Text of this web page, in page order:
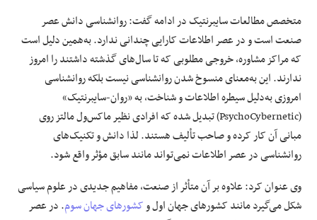
متخصص مطالعات سایبرنتیک در ادامه گفت: روانشناسی دانش عصر
صنعت است و در عصر اطلاعات کارایی چندانی ندارد. به‌همین دلیل است
که مراکز مشاوره، خروجی مطلوبی که تا سال‌های گذشته داشتند را امروز
ندارند. این به‌معنای منسوخ شدن روانشناسی نیست بلکه روانشناسی
امروزی به‌دلیل سیطره اطلاعات و شناخت، به «روان-سایبرنتیک»
(PsychoCybernetic) تبدیل شده که افرادی نظیر ماکس‌ول مالتز روی
مبانی آن کار کرده و صاحب تألیف هستند. لذا دانش و تکنیک‌های
روانشناسی در عصر اطلاعات نمی‌تواند مانند سابق مؤثر واقع شود.
وی عنوان کرد: علاوه بر آن متأثر از صنعت، مفاهیم جدیدی در علوم سیاسی
شکل می‌گیرد مانند کشورهای جهان اول وکشورهای جهان سوم. در عصر